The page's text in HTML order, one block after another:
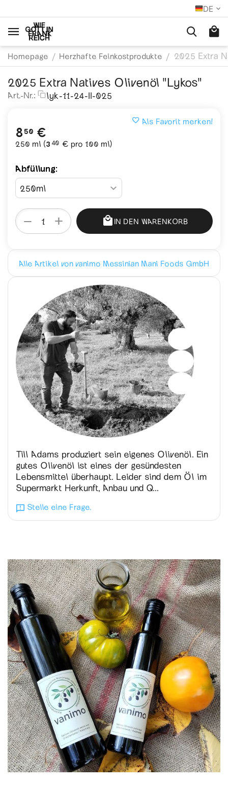
DE
Homepage / Herzhafte Feinkostprodukte / 2025 Extra
2025 Extra Natives Olivenöl "Lykos"
Art.-Nr.: lyk-11-24-II-025
Als Favorit merken!
850 €
250 ml (340 € pro 100 ml)
Abfüllung:
+
− IN DEN WARENKORB
Alle Artikel von vanimo Messinian Mani Foods GmbH
Till Adams produziert sein eigenes Olivenöl. Ein
gutes Olivenöl ist eines der gesündesten
Lebensmittel überhaupt. Leider sind dem Öl im
Supermarkt Herkunft, Anbau und Q...
Stelle eine Frage.